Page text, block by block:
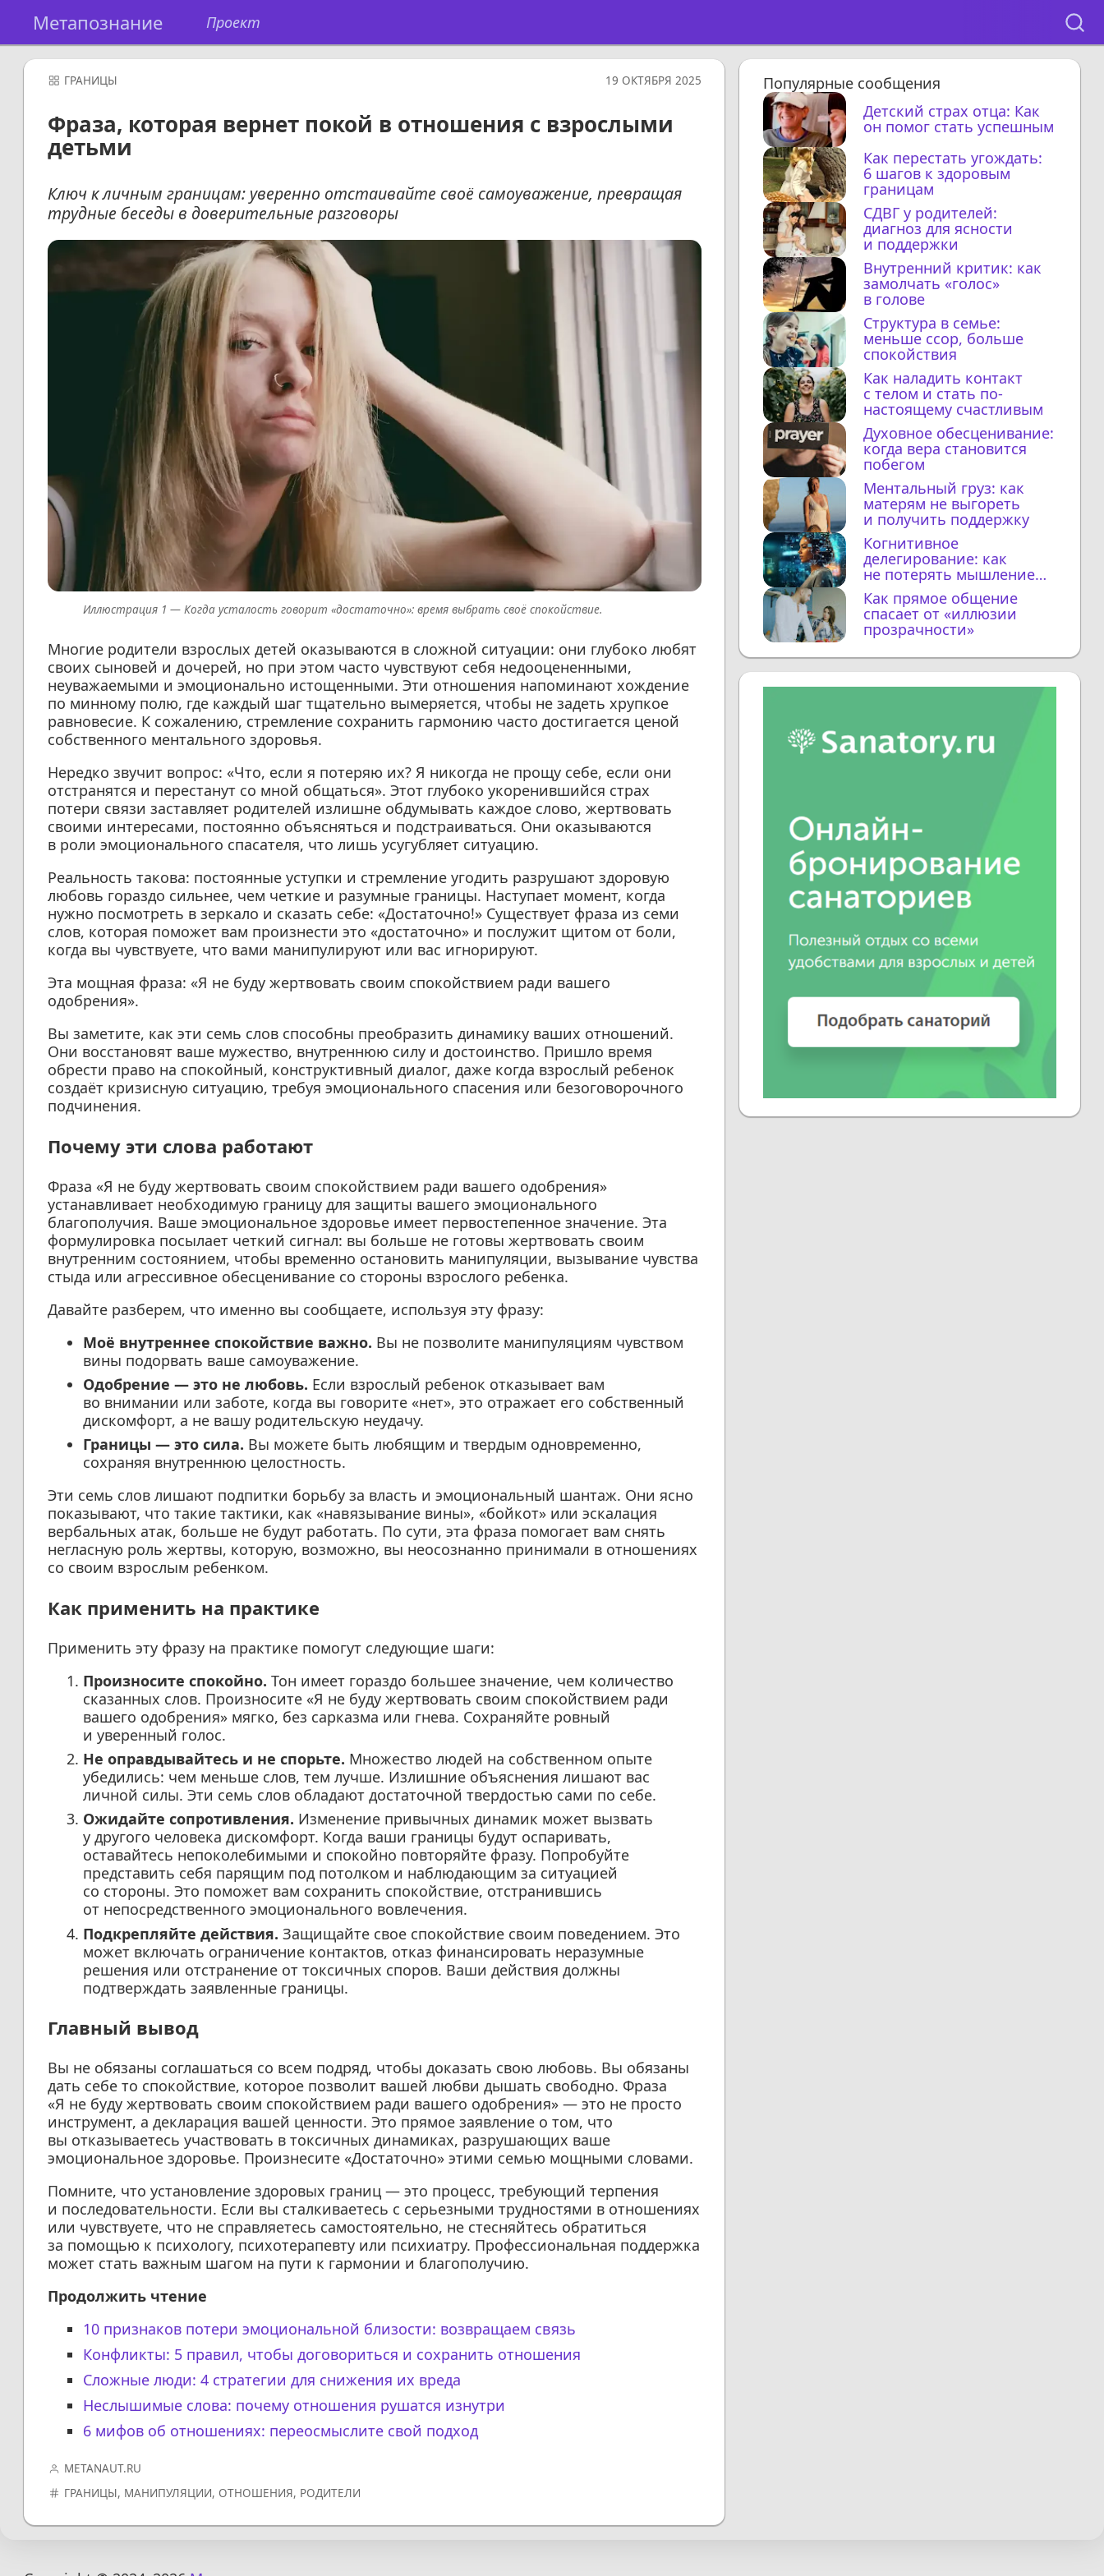
Метапознание Проект
ГРАНИЦЫ 19 ОКТЯБРЯ 2025
Фраза, которая вернет покой в отношения с взрослыми
детьми
Ключ к личным границам: уверенно отстаивайте своё самоуважение, превращая
трудные беседы в доверительные разговоры
Когда усталость говорит «достаточно»: время выбрать своё спокойствие.
Многие родители взрослых детей оказываются в сложной ситуации: они глубоко любят
своих сыновей и дочерей, но при этом часто чувствуют себя недооцененными,
неуважаемыми и эмоционально истощенными. Эти отношения напоминают хождение
по минному полю, где каждый шаг тщательно вымеряется, чтобы не задеть хрупкое
равновесие. К сожалению, стремление сохранить гармонию часто достигается ценой
собственного ментального здоровья.
Нередко звучит вопрос: «Что, если я потеряю их? Я никогда не прощу себе, если они
отстранятся и перестанут со мной общаться». Этот глубоко укоренившийся страх
потери связи заставляет родителей излишне обдумывать каждое слово, жертвовать
своими интересами, постоянно объясняться и подстраиваться. Они оказываются
в роли эмоционального спасателя, что лишь усугубляет ситуацию.
Реальность такова: постоянные уступки и стремление угодить разрушают здоровую
любовь гораздо сильнее, чем четкие и разумные границы. Наступает момент, когда
нужно посмотреть в зеркало и сказать себе: «Достаточно!» Существует фраза из семи
слов, которая поможет вам произнести это «достаточно» и послужит щитом от боли,
когда вы чувствуете, что вами манипулируют или вас игнорируют.
Эта мощная фраза: «Я не буду жертвовать своим спокойствием ради вашего
одобрения».
Вы заметите, как эти семь слов способны преобразить динамику ваших отношений.
Они восстановят ваше мужество, внутреннюю силу и достоинство. Пришло время
обрести право на спокойный, конструктивный диалог, даже когда взрослый ребенок
создаёт кризисную ситуацию, требуя эмоционального спасения или безоговорочного
подчинения.
Почему эти слова работают
Фраза «Я не буду жертвовать своим спокойствием ради вашего одобрения»
устанавливает необходимую границу для защиты вашего эмоционального
благополучия. Ваше эмоциональное здоровье имеет первостепенное значение. Эта
формулировка посылает четкий сигнал: вы больше не готовы жертвовать своим
внутренним состоянием, чтобы временно остановить манипуляции, вызывание чувства
стыда или агрессивное обесценивание со стороны взрослого ребенка.
Давайте разберем, что именно вы сообщаете, используя эту фразу:
Моё внутреннее спокойствие важно. Вы не позволите манипуляциям чувством
вины подорвать ваше самоуважение.
Одобрение — это не любовь. Если взрослый ребенок отказывает вам
во внимании или заботе, когда вы говорите «нет», это отражает его собственный
дискомфорт, а не вашу родительскую неудачу.
Границы — это сила. Вы можете быть любящим и твердым одновременно,
сохраняя внутреннюю целостность.
Эти семь слов лишают подпитки борьбу за власть и эмоциональный шантаж. Они ясно
показывают, что такие тактики, как «навязывание вины», «бойкот» или эскалация
вербальных атак, больше не будут работать. По сути, эта фраза помогает вам снять
негласную роль жертвы, которую, возможно, вы неосознанно принимали в отношениях
со своим взрослым ребенком.
Как применить на практике
Применить эту фразу на практике помогут следующие шаги:
Произносите спокойно. Тон имеет гораздо большее значение, чем количество
сказанных слов. Произносите «Я не буду жертвовать своим спокойствием ради
вашего одобрения» мягко, без сарказма или гнева. Сохраняйте ровный
и уверенный голос.
Не оправдывайтесь и не спорьте. Множество людей на собственном опыте
убедились: чем меньше слов, тем лучше. Излишние объяснения лишают вас
личной силы. Эти семь слов обладают достаточной твердостью сами по себе.
Ожидайте сопротивления. Изменение привычных динамик может вызвать
у другого человека дискомфорт. Когда ваши границы будут оспаривать,
оставайтесь непоколебимыми и спокойно повторяйте фразу. Попробуйте
представить себя парящим под потолком и наблюдающим за ситуацией
со стороны. Это поможет вам сохранить спокойствие, отстранившись
от непосредственного эмоционального вовлечения.
Подкрепляйте действия. Защищайте свое спокойствие своим поведением. Это
может включать ограничение контактов, отказ финансировать неразумные
решения или отстранение от токсичных споров. Ваши действия должны
подтверждать заявленные границы.
Главный вывод
Вы не обязаны соглашаться со всем подряд, чтобы доказать свою любовь. Вы обязаны
дать себе то спокойствие, которое позволит вашей любви дышать свободно. Фраза
«Я не буду жертвовать своим спокойствием ради вашего одобрения» — это не просто
инструмент, а декларация вашей ценности. Это прямое заявление о том, что
вы отказываетесь участвовать в токсичных динамиках, разрушающих ваше
эмоциональное здоровье. Произнесите «Достаточно» этими семью мощными словами.
Помните, что установление здоровых границ — это процесс, требующий терпения
и последовательности. Если вы сталкиваетесь с серьезными трудностями в отношениях
или чувствуете, что не справляетесь самостоятельно, не стесняйтесь обратиться
за помощью к психологу, психотерапевту или психиатру. Профессиональная поддержка
может стать важным шагом на пути к гармонии и благополучию.
Продолжить чтение
10 признаков потери эмоциональной близости: возвращаем связь
Конфликты: 5 правил, чтобы договориться и сохранить отношения
Сложные люди: 4 стратегии для снижения их вреда
Неслышимые слова: почему отношения рушатся изнутри
6 мифов об отношениях: переосмыслите свой подход
METANAUT.RU
ГРАНИЦЫ, МАНИПУЛЯЦИИ, ОТНОШЕНИЯ, РОДИТЕЛИ
Популярные сообщения
Детский страх отца: Как
он помог стать успешным
Как перестать угождать:
6 шагов к здоровым
границам
СДВГ у родителей:
диагноз для ясности
и поддержки
Внутренний критик: как
замолчать «голос»
в голове
Структура в семье:
меньше ссор, больше
спокойствия
Как наладить контакт
с телом и стать по-
настоящему счастливым
Духовное обесценивание:
когда вера становится
побегом
Ментальный груз: как
матерям не выгореть
и получить поддержку
Когнитивное
делегирование: как
не потерять мышление
с ИИ
Как прямое общение
спасает от «иллюзии
прозрачности»